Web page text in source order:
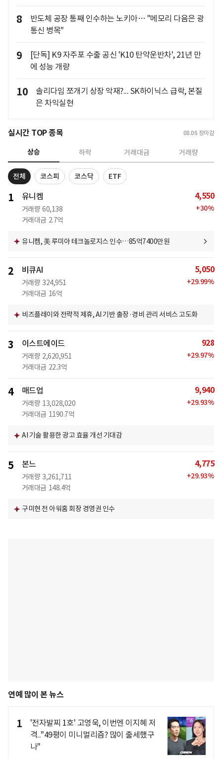
8
반도체 공장 통째 인수하는 노키아… "메모리 다음은 광
통신 병목"
9
[단독] K9 자주포 수출 공신 'K10 탄약운반차', 21년 만
에 성능 개량
10
솔리다임 쪼개기 상장 악재?... SK하이닉스 급락, 본질
은 차익실현
실시간 TOP 종목 08.06 장마감
상승 하락 거래대금 거래량
전체 코스피 코스닥 ETF
1 유니켐
거래량 60,138
거래대금 2.7억
4,550
+30%
유니켐, 美 루미아 테크놀로지스 인수…85억7400만원
2 비큐AI
거래량 324,951
거래대금 16억
5,050
+29.99%
비즈플레이와 전략적 제휴, AI 기반 출장·경비 관리 서비스 고도화
3 이스트에이드
거래량 2,620,951
거래대금 22.3억
928
+29.97%
4 매드업
거래량 13,028,020
거래대금 1190.7억
9,940
+29.93%
AI 기술 활용한 광고 효율 개선 기대감
5 본느
거래량 3,261,711
거래대금 148.4억
4,775
+29.93%
구미현 전 아워홈 회장 경영권 인수
연예 많이 본 뉴스
1
'전자발찌 1호' 고영욱, 이번엔 이지혜 저
격.."49평이 미니멀리즘? 많이 출세했구
나"